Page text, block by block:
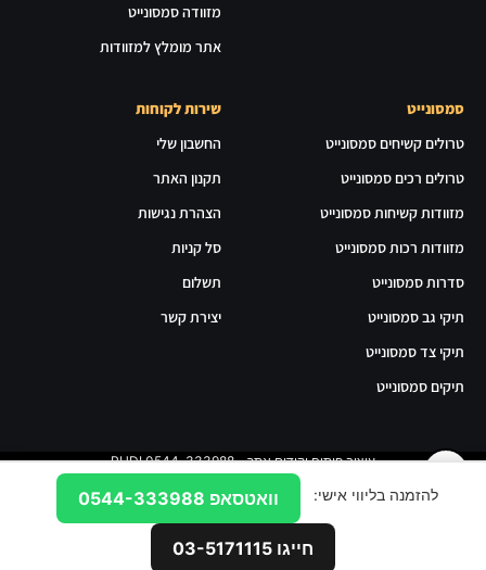
מזוודה סמסונייט
אתר מומלץ למזוודות
סמסונייט
טרולים קשיחים סמסונייט
טרולים רכים סמסונייט
מזוודות קשיחות סמסונייט
מזוודות רכות סמסונייט
סדרות סמסונייט
תיקי גב סמסונייט
תיקי צד סמסונייט
תיקים סמסונייט
שירות לקוחות
החשבון שלי
תקנון האתר
הצהרת נגישות
סל קניות
תשלום
יצירת קשר
©2024 כל הזכויות שמורות ל myluggage.co.il
עיצוב פיתוח וקידום אתר - RUDI 0544-333988
להזמנה בליווי אישי: וואטסאפ 0544-333988
חייגו 03-5171115